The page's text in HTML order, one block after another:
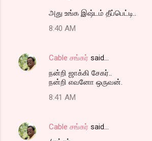
அது உங்க இஷ்டம் தீப்பெட்டி..
8:40 AM
Cable சங்கர் said…
நன்றி ஜாக்கி சேகர்..
நன்றி எவனோ ஒருவன்.
8:41 AM
Cable சங்கர் said…